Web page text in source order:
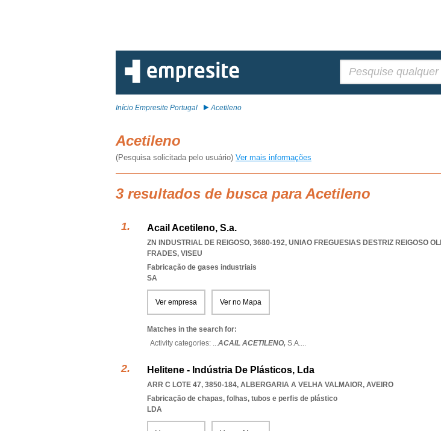
Início Empresite Portugal Acetileno
Acetileno
(Pesquisa solicitada pelo usuário) Ver mais informações
3 resultados de busca para Acetileno
Acail Acetileno, S.a.
ZN INDUSTRIAL DE REIGOSO, 3680-192, UNIAO FREGUESIAS DESTRIZ REIGOSO
FRADES, VISEU
Fabricação de gases industriais
SA
Ver empresa Ver no Mapa
Matches in the search for:
Activity categories: ...ACAIL ACETILENO, S.A....
Helitene - Indústria De Plásticos, Lda
ARR C LOTE 47, 3850-184, ALBERGARIA A VELHA VALMAIOR, AVEIRO
Fabricação de chapas, folhas, tubos e perfis de plástico
LDA